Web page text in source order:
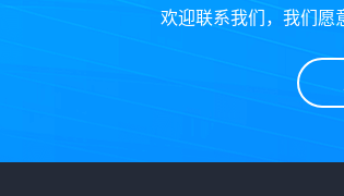
欢迎联系我们，我们愿